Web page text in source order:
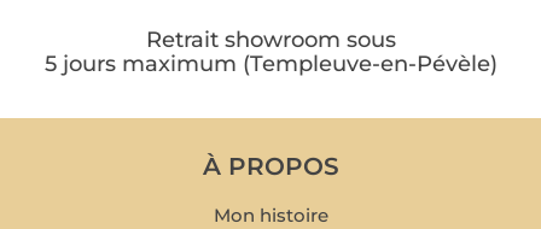
Retrait showroom sous
5 jours maximum (Templeuve-en-Pévèle)
À PROPOS
Mon histoire